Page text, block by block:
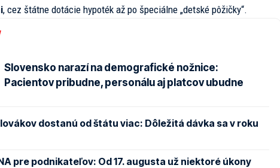
, cez štátne dotácie hypoték až po špeciálne „detské pôžičky“.
Slovensko narazí na demografické nožnice:
Pacientov pribudne, personálu aj platcov ubudne
dostanú od štátu viac: Dôležitá dávka sa v roku
pre podnikateľov: Od 17. augusta už niektoré úkony